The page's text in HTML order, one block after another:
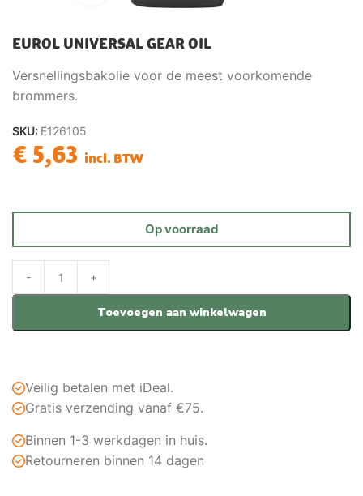
EUROL UNIVERSAL GEAR OIL
Versnellingsbakolie voor de meest voorkomende
brommers.
SKU: E126105
€ 5,63 incl. BTW
Op voorraad
Toevoegen aan winkelwagen
Veilig betalen met iDeal.
Gratis verzending vanaf €75.
Binnen 1-3 werkdagen in huis.
Retourneren binnen 14 dagen